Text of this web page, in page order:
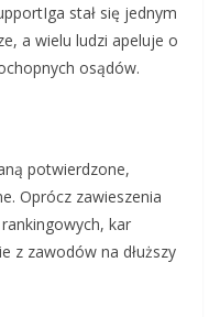
stał się jednym
a wielu ludzi apeluje o
osądów.
potwierdzone,
Oprócz zawieszenia
kar
z zawodów na dłuższy